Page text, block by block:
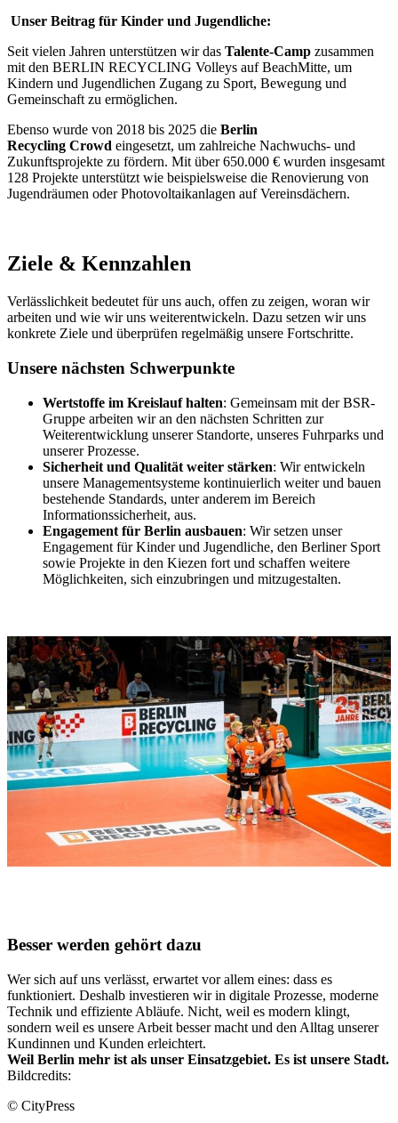
Unser Beitrag für Kinder und Jugendliche:
Seit vielen Jahren unterstützen wir das Talente-Camp zusammen
mit den BERLIN RECYCLING Volleys auf BeachMitte, um
Kindern und Jugendlichen Zugang zu Sport, Bewegung und
Gemeinschaft zu ermöglichen.
Ebenso wurde von 2018 bis 2025 die Berlin
Recycling Crowd eingesetzt, um zahlreiche Nachwuchs- und
Zukunftsprojekte zu fördern. Mit über 650.000 € wurden insgesamt
128 Projekte unterstützt wie beispielsweise die Renovierung von
Jugendräumen oder Photovoltaikanlagen auf Vereinsdächern.
Ziele & Kennzahlen
Verlässlichkeit bedeutet für uns auch, offen zu zeigen, woran wir
arbeiten und wie wir uns weiterentwickeln. Dazu setzen wir uns
konkrete Ziele und überprüfen regelmäßig unsere Fortschritte.
Unsere nächsten Schwerpunkte
Wertstoffe im Kreislauf halten: Gemeinsam mit der BSR-
Gruppe arbeiten wir an den nächsten Schritten zur
Weiterentwicklung unserer Standorte, unseres Fuhrparks und
unserer Prozesse.
Sicherheit und Qualität weiter stärken: Wir entwickeln
unsere Managementsysteme kontinuierlich weiter und bauen
bestehende Standards, unter anderem im Bereich
Informationssicherheit, aus.
Engagement für Berlin ausbauen: Wir setzen unser
Engagement für Kinder und Jugendliche, den Berliner Sport
sowie Projekte in den Kiezen fort und schaffen weitere
Möglichkeiten, sich einzubringen und mitzugestalten.
Besser werden gehört dazu
Wer sich auf uns verlässt, erwartet vor allem eines: dass es
funktioniert. Deshalb investieren wir in digitale Prozesse, moderne
Technik und effiziente Abläufe. Nicht, weil es modern klingt,
sondern weil es unsere Arbeit besser macht und den Alltag unserer
Kundinnen und Kunden erleichtert.
Weil Berlin mehr ist als unser Einsatzgebiet. Es ist unsere Stadt.
Bildcredits:
© CityPress